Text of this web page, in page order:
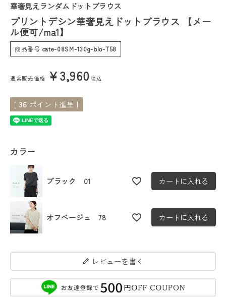
会員ステージ特典プログラムについて
ご利用ガイド
華奢見えランダムドットブラウス
プリントデシン華奢見えドットブラウス 【メー
ル便可/ma1】
商品番号 cate-08SM-130g-blo-T58
通常販売価格 ¥3,960 税込
[ 36 ポイント進呈 ]
カラー
ブラック 01 カートに入れる
オフベージュ 78 カートに入れる
レビューを書く